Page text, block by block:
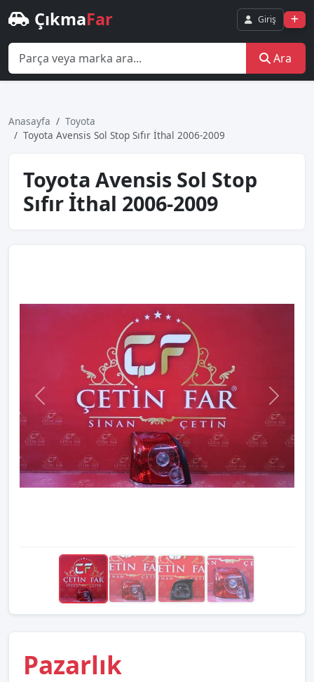
ÇıkmaFar Giriş
Ara
Anasayfa
Toyota
Toyota Avensi̇s Sol Stop Sıfır İthal 2006-2009
Toyota Avensi̇s Sol Stop
Sıfır İthal 2006-2009
Pazarlık